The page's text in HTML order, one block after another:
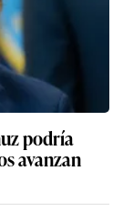
podría
avanzan